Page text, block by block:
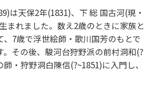
は天保2年(1831)、下 総 国古河(現・
まれました。数え2歳のときに家族と
、7歳で浮世絵師・歌川国芳のもとで
。その後、駿河台狩野派の前村洞和(?
・狩野洞白陳信(?~1851)に入門し、